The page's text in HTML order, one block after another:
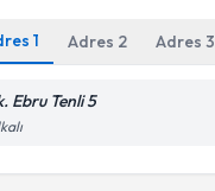
1 Adres 2 Adres3
Ebru Tenli 5